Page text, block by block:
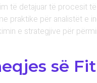
të detajuar të procesit
praktike për analistët e
e strategjive për
së